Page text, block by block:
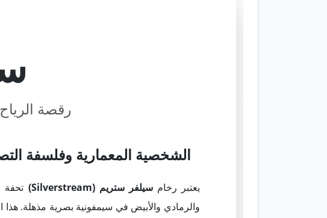
رقصة
الشخصية المعمارية وفلسفة
يعتبر رخامسيلفر ستريم (Silverstream)
تحفة
والرمادي والأبيض في سيمفونية بصرية مذهلة. هذا